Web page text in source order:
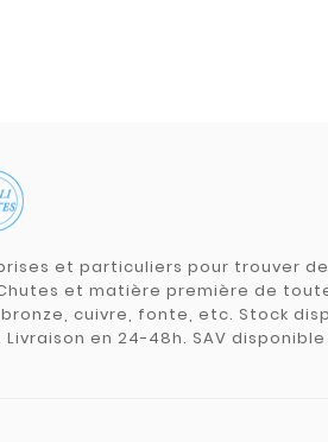
et particuliers pour trouver
et matière première de
cuivre, fonte, etc. Stock
en 24-48h. SAV